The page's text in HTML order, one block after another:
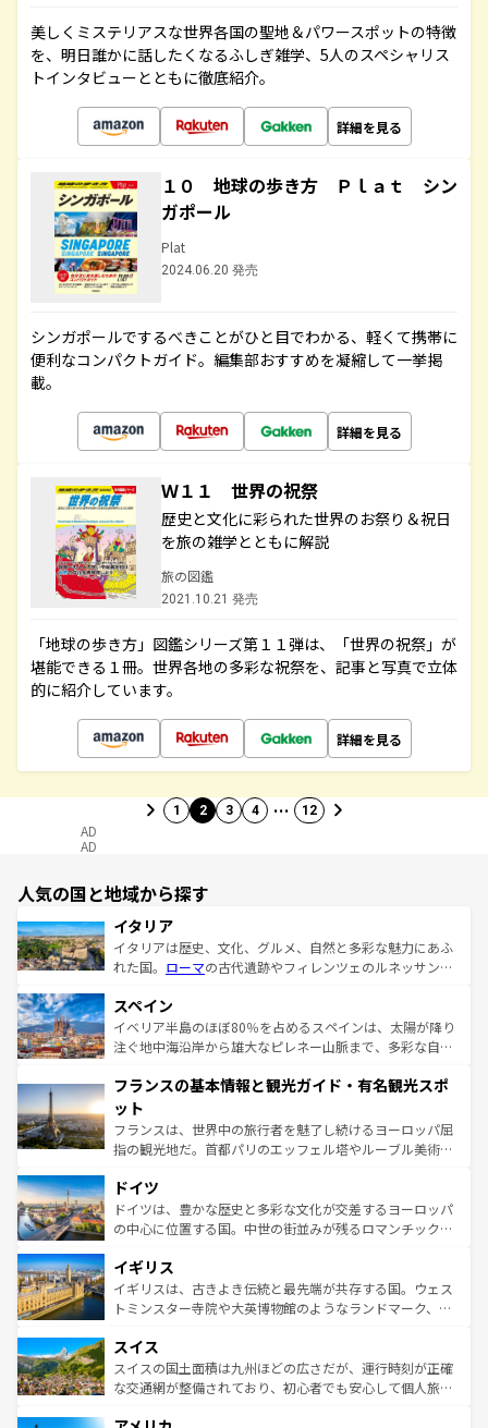
美しくミステリアスな世界各国の聖地＆パワースポットの特徴
を、明日誰かに話したくなるふしぎ雑学、5人のスペシャリス
トインタビューとともに徹底紹介。
詳細を見る
１０ 地球の歩き方 Ｐｌａｔ シン
ガポール
Plat
2024.06.20 発売
シンガポールでするべきことがひと目でわかる、軽くて携帯に
便利なコンパクトガイド。編集部おすすめを凝縮して一挙掲
載。
詳細を見る
Ｗ１１ 世界の祝祭
歴史と文化に彩られた世界のお祭り＆祝日
を旅の雑学とともに解説
旅の図鑑
2021.10.21 発売
「地球の歩き方」図鑑シリーズ第１１弾は、「世界の祝祭」が
堪能できる１冊。世界各地の多彩な祝祭を、記事と写真で立体
的に紹介しています。
詳細を見る
1 2 3 4 … 12
AD
AD
人気の国と地域から探す
イタリア
イタリアは歴史、文化、グルメ、自然と多彩な魅力にあふ
れた国。 ローマの古代遺跡やフィレンツェのルネッサンス
ろん、トスカーナの美しい田園風景やアマルフィ海岸の絶
景など、自然景観も見逃せない。観光の合間には、本場の
ピザやパスタなど、絶品のイタリア料理を堪能することも
ませてくれるイタリアで、忘れられない旅をしてみよう！
なお、新着のイタリア情報は
しい。
スペイン
イベリア半島のほぼ80％を占めるスペインは、太陽が降り
注ぐ地中海沿岸から雄大なピレネー山脈まで、多彩な自然
文化が根付くこの国では、情熱的なフラメンコ、熱気あふ
れる闘牛、そして美味しいタパスが生活の一部となってい
る。首都マドリードの洗練された雰囲気や、バルセロナの
アートに溢れた街角から、地方では古代ローマ遺跡や中世
せる。地方によって風土や気候が異なるスペインはその個
性で訪れる人を魅了する。 なお、新着のスペイン情報は コ
ンテンツ一覧を参照してほしい。
フランスの基本情報と観光ガイド・有名観光スポ
ット
フランスは、世界中の旅行者を魅了し続けるヨーロッパ屈
指の観光地だ。首都パリのエッフェル塔やルーブル美術館
で、幅広い魅力が詰まっている。華麗な宮殿、歴史的な大
聖堂、美しいビーチ、そして豊かな自然が、訪れる者を心
から魅了する。また、フランスは美食の国としても知ら
いる。シャンパンの発祥地であるランス、プロヴァンスの
香り高いラベンダー畑など、多彩な楽しみ方が可能だ。さ
らに、パリ以外の地域にも魅力が溢れており、どの街角に
れる地方に足を運ぶとそれぞれで全く異なる文化を体験で
きるだろう。 なお、新着のフランス情報はコンテンツ一覧
を参照してほしい。
ドイツ
ドイツは、豊かな歴史と多彩な文化が交差するヨーロッパ
の中心に位置する国。中世の街並みが残るロマンチック街
顔を持つこの国は、どこを歩いても飽きることがない。ベ
ルリンの文化的活気、バイエルン州のアルプスの絶景、そ
してライン川沿いのワイン畑といった風景は必見。ビール
は、お酒好きな人にはぜひ体験してほしい。 なお、新着の
ドイツ情報はコンテンツ一覧を参照してほしい。
イギリス
イギリスは、古きよき伝統と最先端が共存する国。ウェス
トミンスター寺院や大英博物館のようなランドマーク、歴
リアごとに異なる魅力がある。また、優雅なアフタヌーン
ティー、ビール好きにはたまらない英国パブ、サッカー観
戦など、本場だからこそできる体験も豊富。イギリスを旅
スイス
スイスの国土面積は九州ほどの広さだが、運行時刻が正確
な交通網が整備されており、初心者でも安心して個人旅行